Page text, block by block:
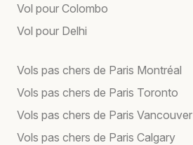
Vol pour Colombo
Vol pour Delhi
Vols pas chers de Paris Montréal
Vols pas chers de Paris Toronto
Vols pas chers de Paris Vancouver
Vols pas chers de Paris Calgary